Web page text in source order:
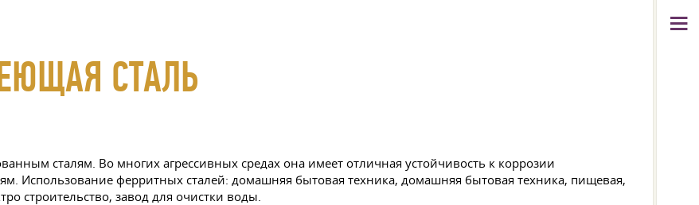
СТАЛЬ
сталям. Во многих агрессивных средах она имеет отличная устойчивость к коррозии
Использование ферритных сталей: домашняя бытовая техника, домашняя бытовая техника, пищевая,
строительство, завод для очистки воды.